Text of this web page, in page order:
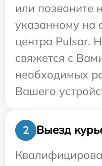
или позвоните
указанному на
центра Pulsar.
свяжется с
необходимых
Вашего
2
Выезд